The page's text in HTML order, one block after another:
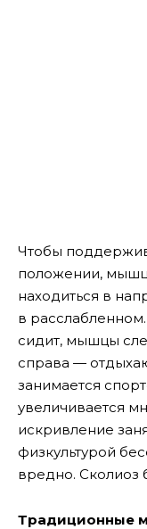
Чтобы
положении,
находиться в
в расслабленном.
сидит, мышцы
справа —
занимается
увеличивается
искривление
физкультурой
вредно. Сколиоз
Традиционные